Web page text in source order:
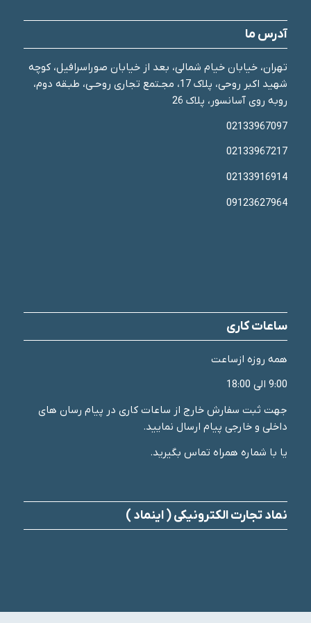
آدرس ما
تهران، خیابان خیام شمالی، بعد از خیابان صوراسرافیل، کوچه
شهید اکبر روحی، پلاک 17، مجـتمع تجاری روحـی، طبـقه دوم،
روبه روی آسانسور، پلاک 26
02133967097
02133967217
02133916914
09123627964
ساعات کاری
همه روزه ازساعت
9:00 الی 18:00
جهت ثبت سفارش خارج از ساعات کاری در پیام رسان های
داخلی و خارجی پیام ارسال نمایید.
یا با شماره همراه تماس بگیرید.
نماد تجارت الکترونیکی ( اینماد )